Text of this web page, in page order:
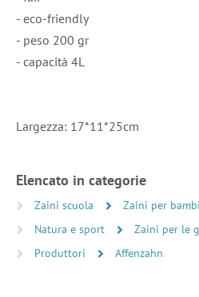
- eco-friendly
- peso 200 gr
- capacità 4L
Largezza: 17*11*25cm
Elencato in categorie
Zaini scuola
Zaini per
Natura e sport
Zaini per le
Produttori
Affenzahn